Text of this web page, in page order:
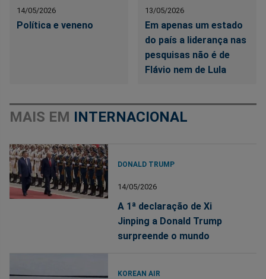
14/05/2026
Política e veneno
13/05/2026
Em apenas um estado
do país a liderança nas
pesquisas não é de
Flávio nem de Lula
MAIS EM INTERNACIONAL
DONALD TRUMP
14/05/2026
A 1ª declaração de Xi
Jinping a Donald Trump
surpreende o mundo
KOREAN AIR